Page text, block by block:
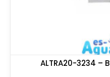
ALTRA20-3234 –